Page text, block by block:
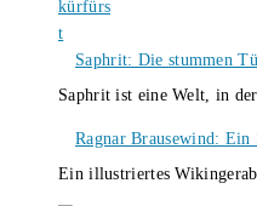
Saphrit: Die stummen
Saphrit ist eine Welt, in
Ragnar Brausewind:
Ein illustriertes